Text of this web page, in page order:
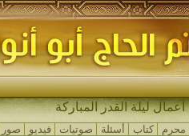
أعمال ليلة القدر المباركة
محرم كتاب أسئلة صوتيات فيديو صور